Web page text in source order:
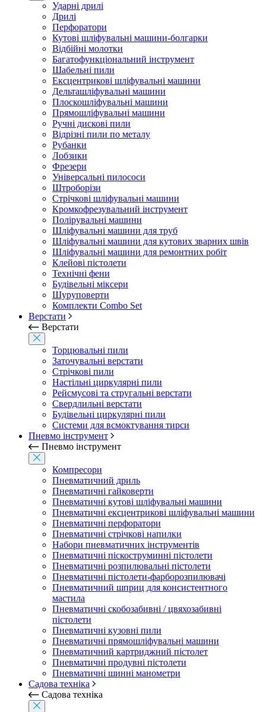
Ударні дрилі
Дрилі
Перфоратори
Кутові шліфувальні машини-болгарки
Відбійні молотки
Багатофункціональний інструмент
Шабельні пили
Ексцентрикові шліфувальні машини
Дельташліфувальні машини
Плоскошліфувальні машини
Прямошліфувальні машини
Ручні дискові пили
Відрізні пили по металу
Рубанки
Лобзики
Фрезери
Універсальні пилососи
Штроборізи
Стрічкові шліфувальні машини
Кромкофрезувальний інструмент
Полірувальні машини
Шліфувальні машини для труб
Шліфувальні машини для кутових зварних швів
Шліфувальні машини для ремонтних робіт
Клейові пістолети
Технічні фени
Будівельні міксери
Шуруповерти
Комплекти Combo Set
Верстати
Верстати
Торцювальні пили
Заточувальні верстати
Стрічкові пили
Настільні циркулярні пили
Рейсмусові та стругальні верстати
Свердлильні верстати
Будівельні циркулярні пили
Системи для всмоктування тирси
Пневмо інструмент
Пневмо інструмент
Компресори
Пневматичний дриль
Пневматичні гайковерти
Пневматичні кутові шліфувальні машини
Пневматичні ексцентрикові шліфувальні машини
Пневматичні перфоратори
Пневматичні стрічкові напилки
Набори пневматичних інструментів
Пневматичні піскоструминні пістолети
Пневматичні розпилювальні пістолети
Пневматичні пістолети-фарборозпилювачі
Пневматичний шприц для консистентного
мастила
Пневматичні скобозабивні / цвяхозабивні
пістолети
Пневматичні кузовні пили
Пневматичні прямошліфувальні машини
Пневматичний картриджний пістолет
Пневматичні продувні пістолети
Пневматичні шинні манометри
Садова техніка
Садова техніка